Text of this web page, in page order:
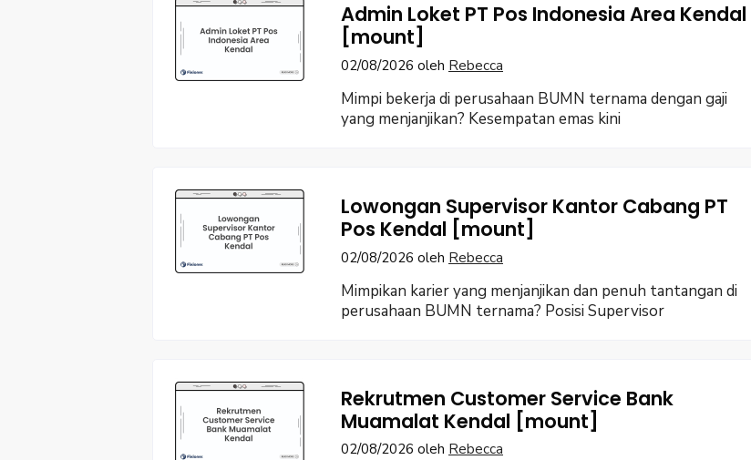
Admin Loket PT Pos Indonesia Area Kendal
[mount]
02/08/2026 oleh Rebecca
Mimpi bekerja di perusahaan BUMN ternama dengan gaji
yang menjanjikan? Kesempatan emas kini
Lowongan Supervisor Kantor Cabang PT
Pos Kendal [mount]
02/08/2026 oleh Rebecca
Mimpikan karier yang menjanjikan dan penuh tantangan di
perusahaan BUMN ternama? Posisi Supervisor
Rekrutmen Customer Service Bank
Muamalat Kendal [mount]
02/08/2026 oleh Rebecca